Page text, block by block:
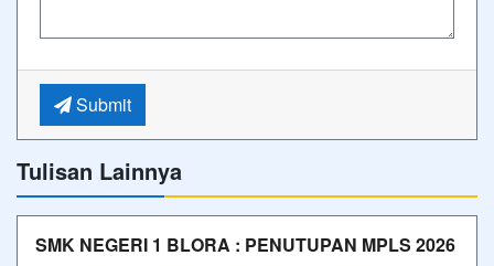
Submit
Tulisan Lainnya
SMK NEGERI 1 BLORA : PENUTUPAN MPLS 2026